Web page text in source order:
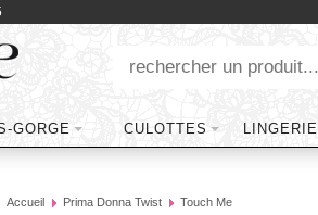
GORGE CULOTTES LINGERIE
Accueil Prima Donna Twist Touch Me